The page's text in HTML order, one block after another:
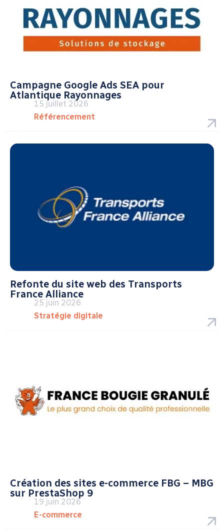
Campagne Google Ads SEA pour
Atlantique Rayonnages
15 juillet 2026
Référencement
Refonte du site web des Transports
France Alliance
25 juin 2026
Stratégie digitale
Création des sites e-commerce FBG – MBG
sur PrestaShop 9
19 juin 2026
E-commerce